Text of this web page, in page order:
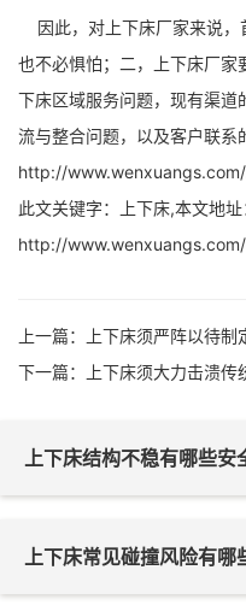
因此，对上下床厂家来说，
也不必惧怕；二，上下床厂家
下床区域服务问题，现有渠道
流与整合问题，以及客户联系
http://www.wenxuangs.com/
此文关键字：上下床,本文地址
http://
上一篇：
上下床须严阵以待制
下一篇：
上下床须大力击溃传
上下床结构不稳有哪些安
上下床常见碰撞风险有哪